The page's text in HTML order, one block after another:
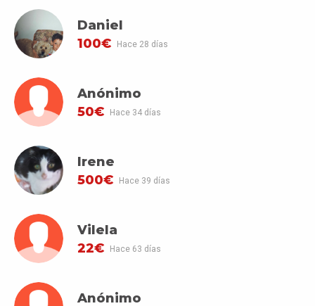
Daniel
100€
Hace 28 días
Anónimo
50€
Hace 34 días
Irene
500€
Hace 39 días
Vilela
22€
Hace 63 días
Anónimo